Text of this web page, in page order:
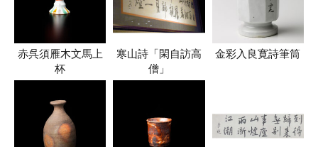
赤呉須雁木文馬上
杯
寒山詩「閑自訪高
僧」
金彩入良寛詩筆筒